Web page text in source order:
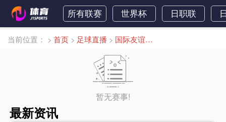
所有联赛 世界杯 日职联
当前位置： > 首页 > 足球直播 > 国际友谊直播
暂无赛事!
最新资讯